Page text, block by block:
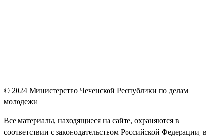
© 2024 Министерство Чеченской Республики по делам
молодежи
Все материалы, находящиеся на сайте, охраняются в
соответствии с законодательством Российской Федерации, в